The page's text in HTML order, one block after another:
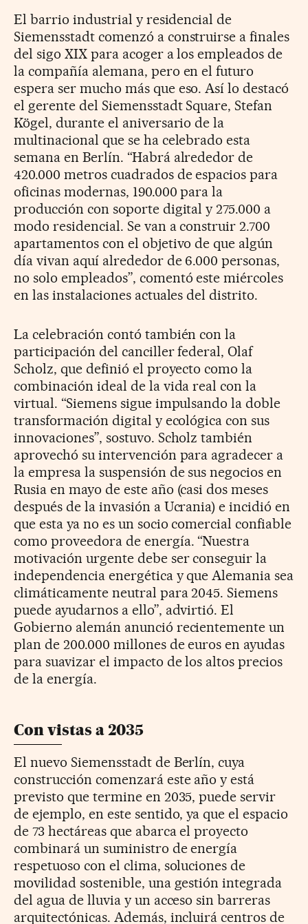
El barrio industrial y residencial de
Siemensstadt comenzó a construirse a finales
del sigo XIX para acoger a los empleados de
la compañía alemana, pero en el futuro
espera ser mucho más que eso. Así lo destacó
el gerente del Siemensstadt Square, Stefan
Kögel, durante el aniversario de la
multinacional que se ha celebrado esta
semana en Berlín. “Habrá alrededor de
420.000 metros cuadrados de espacios para
oficinas modernas, 190.000 para la
producción con soporte digital y 275.000 a
modo residencial. Se van a construir 2.700
apartamentos con el objetivo de que algún
día vivan aquí alrededor de 6.000 personas,
no solo empleados”, comentó este miércoles
en las instalaciones actuales del distrito.
La celebración contó también con la
participación del canciller federal, Olaf
Scholz, que definió el proyecto como la
combinación ideal de la vida real con la
virtual. “Siemens sigue impulsando la doble
transformación digital y ecológica con sus
innovaciones”, sostuvo. Scholz también
aprovechó su intervención para agradecer a
la empresa la suspensión de sus negocios en
Rusia en mayo de este año (casi dos meses
después de la invasión a Ucrania) e incidió en
que esta ya no es un socio comercial confiable
como proveedora de energía. “Nuestra
motivación urgente debe ser conseguir la
independencia energética y que Alemania sea
climáticamente neutral para 2045. Siemens
puede ayudarnos a ello”, advirtió. El
Gobierno alemán anunció recientemente un
plan de 200.000 millones de euros en ayudas
para suavizar el impacto de los altos precios
de la energía.
Con vistas a 2035
El nuevo Siemensstadt de Berlín, cuya
construcción comenzará este año y está
previsto que termine en 2035, puede servir
de ejemplo, en este sentido, ya que el espacio
de 73 hectáreas que abarca el proyecto
combinará un suministro de energía
respetuoso con el clima, soluciones de
movilidad sostenible, una gestión integrada
del agua de lluvia y un acceso sin barreras
arquitectónicas. Además, incluirá centros de